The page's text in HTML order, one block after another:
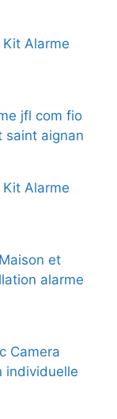
Alarme
jfl com fio
saint aignan
Alarme
et
alarme
Camera
individuelle